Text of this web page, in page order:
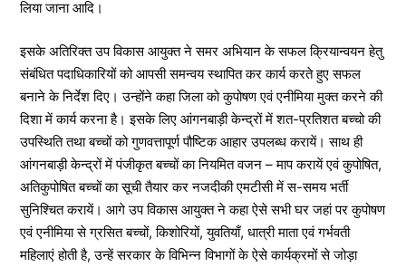
लिया जाना आदि।
इसके अतिरिक्त उप विकास आयुक्त ने समर अभियान के सफल क्रियान्वयन हेतु
संबंधित पदाधिकारियों को आपसी समन्वय स्थापित कर कार्य करते हुए सफल
बनाने के निर्देश दिए। उन्होंने कहा जिला को कुपोषण एवं एनीमिया मुक्त करने की
दिशा में कार्य करना है। इसके लिए आंगनबाड़ी केन्द्रों में शत-प्रतिशत बच्चो की
उपस्थिति तथा बच्चों को गुणवत्तापूर्ण पौष्टिक आहार उपलब्ध करायें। साथ ही
आंगनबाड़ी केन्द्रों में पंजीकृत बच्चों का नियमित वजन – माप करायें एवं कुपोषित,
अतिकुपोषित बच्चों का सूची तैयार कर नजदीकी एमटीसी में स-समय भर्ती
सुनिश्चित करायें। आगे उप विकास आयुक्त ने कहा ऐसे सभी घर जहां पर कुपोषण
एवं एनीमिया से ग्रसित बच्चों, किशोरियों, युवतियाँ, धात्री माता एवं गर्भवती
महिलाएं होती है, उन्हें सरकार के विभिन्न विभागों के ऐसे कार्यक्रमों से जोड़ा